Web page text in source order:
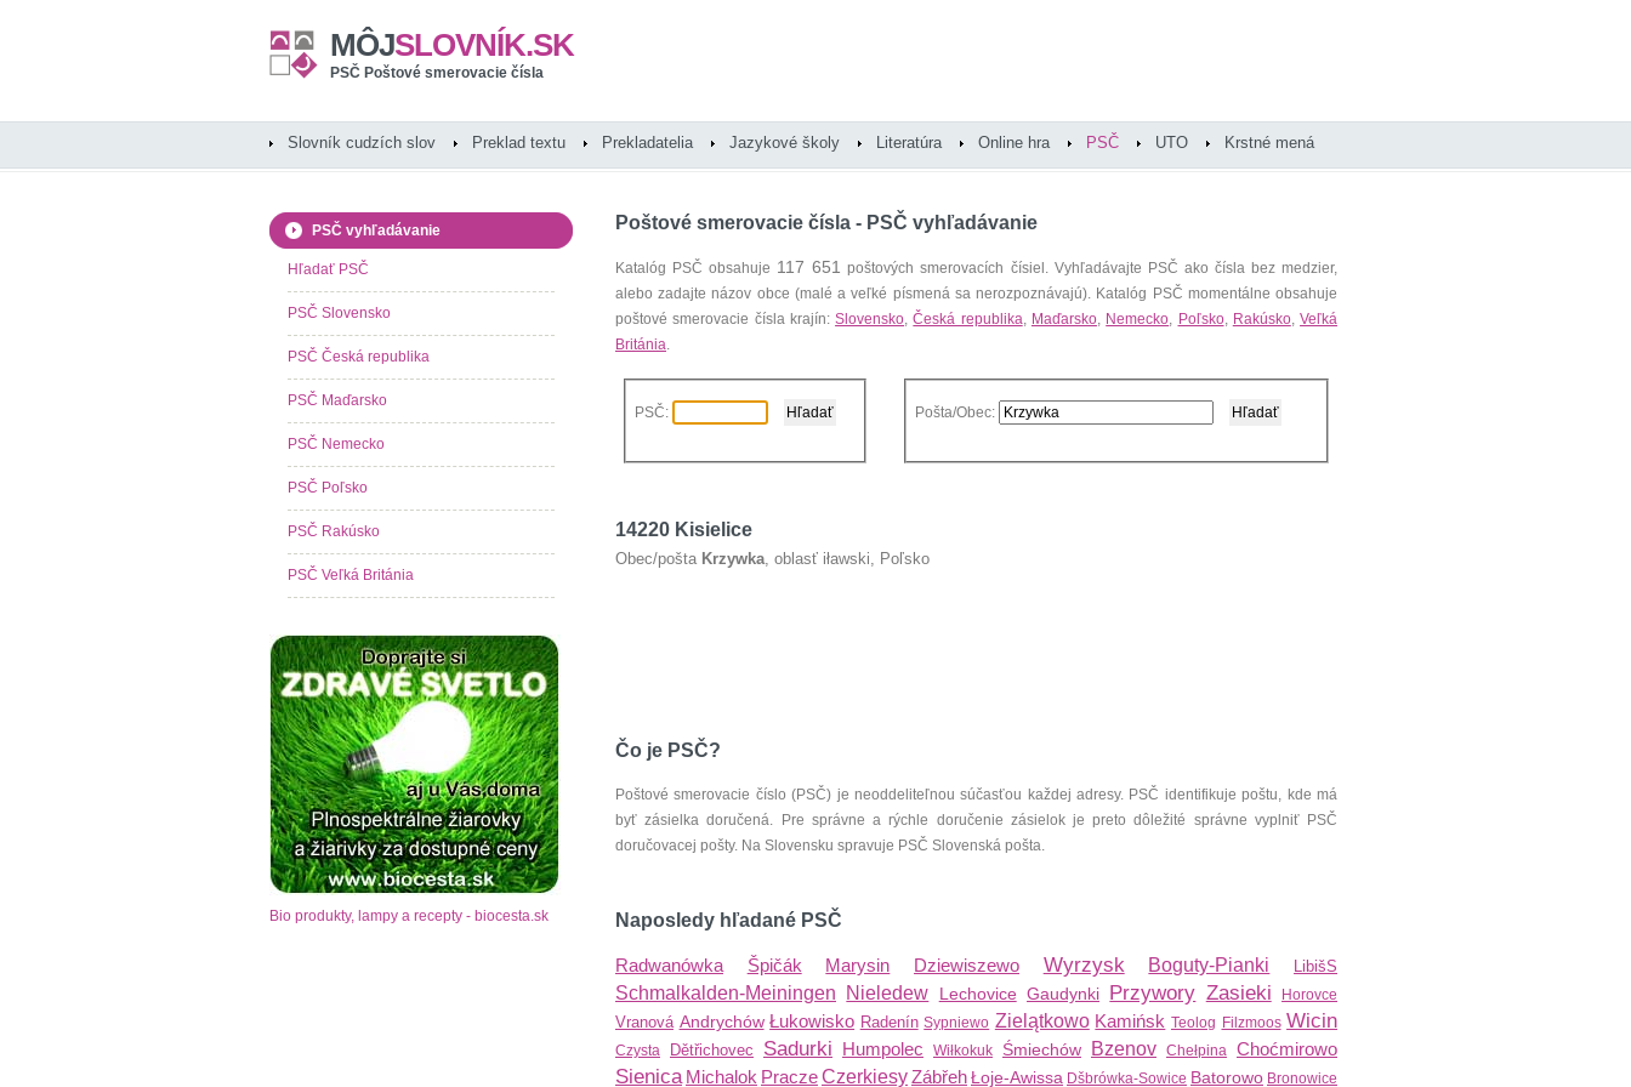
MÔJSLOVNÍK.SK
PSČ Poštové smerovacie čísla
Slovník cudzích slov Preklad textu Prekladatelia Jazykové školy Literatúra Online hra PSČ UTO Krstné mená
Poštové smerovacie čísla - PSČ vyhľadávanie
Katalóg PSČ obsahuje 117 651 poštových smerovacích čísiel. Vyhľadávajte PSČ ako čísla bez medzier,
alebo zadajte názov obce (malé a veľké písmená sa nerozpoznávajú). Katalóg PSČ momentálne obsahuje
poštové smerovacie čísla krajín:Slovensko,Česká republika, Maďarsko, Nemecko, Poľsko, Rakúsko,Veľká
Británia.
PSČ: Pošta/Obec:
14220 Kisielice
Obec/pošta Krzywka, oblasť iławski, Poľsko
Čo je PSČ?
Poštové smerovacie číslo (PSČ) je neoddeliteľnou súčasťou každej adresy. PSČ identifikuje poštu, kde má
byť zásielka doručená. Pre správne a rýchle doručenie zásielok je preto dôležité správne vyplniť PSČ
doručovacej pošty. Na Slovensku spravuje PSČ Slovenská pošta.
Naposledy hľadané PSČ
Radwanówka Špičák Marysin Dziewiszewo Wyrzysk Boguty-Pianki LibišS
Schmalkalden-Meiningen Nieledew Lechovice Gaudynki Przywory Zasieki Horovce
Vranová Andrychów Łukowisko Radenín Sypniewo Zielątkowo Kamińsk Teolog Filzmoos Wicin
Czysta Dětřichovec Sadurki Humpolec Wiłkokuk Śmiechów Bzenov Chełpina Choćmirowo
Sienica Michalok PraczeCzerkiesyZábřehŁoje-Awissa Dšbrówka-Sowice Batorowo Bronowice
PSČ vyhľadávanie
Hľadať PSČ
PSČ Slovensko
PSČ Česká republika
PSČ Maďarsko
PSČ Nemecko
PSČ Poľsko
PSČ Rakúsko
PSČ Veľká Británia
Bio produkty, lampy a recepty - biocesta.sk